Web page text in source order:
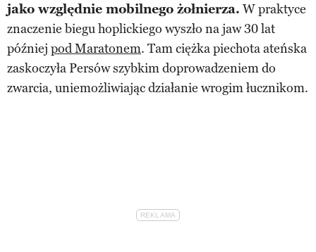
jako względnie mobilnego żołnierza. W praktyce
znaczenie biegu hoplickiego wyszło na jaw 30 lat
później pod Maratonem. Tam ciężka piechota ateńska
zaskoczyła Persów szybkim doprowadzeniem do
zwarcia, uniemożliwiając działanie wrogim łucznikom.